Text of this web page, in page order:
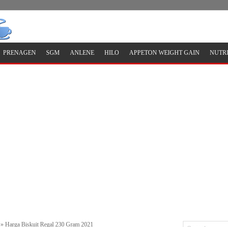
PRENAGEN SGM ANLENE HILO APPETON WEIGHT GAIN
» Harga Biskuit Regal 230 Gram 2021